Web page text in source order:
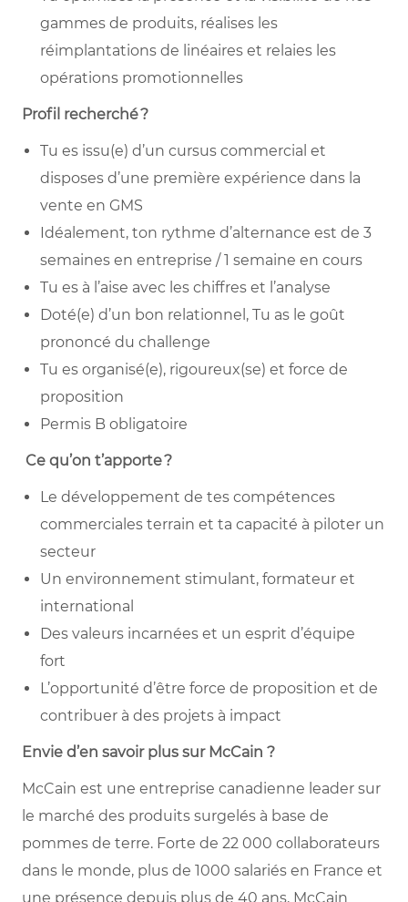
gammes de produits, réalises les
réimplantations de linéaires et relaies les
opérations promotionnelles
Profil recherché?
Tu es issu(e) d’un cursus commercial et
disposes d’une première expérience dans la
vente en GMS
Idéalement, ton rythme d’alternance est de 3
semaines en entreprise / 1 semaine en cours
Tu es à l’aise avec les chiffres et l’analyse
Doté(e) d’un bon relationnel, Tu as le goût
prononcé du challenge
Tu es organisé(e), rigoureux(se) et force de
proposition
Permis B obligatoire
Ce qu’on t’apporte?
Le développement de tes compétences
commerciales terrain et ta capacité à piloter un
secteur
Un environnement stimulant, formateur et
international
Des valeurs incarnées et un esprit d’équipe
fort
L’opportunité d’être force de proposition et de
contribuer à des projets à impact
Envie d’en savoir plus sur McCain ?
McCain est une entreprise canadienne leader sur
le marché des produits surgelés à base de
pommes de terre. Forte de 22 000 collaborateurs
dans le monde, plus de 1000 salariés en France et
une présence depuis plus de 40 ans, McCain